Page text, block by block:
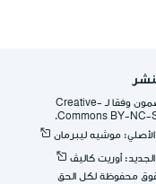
قُدِّم المضمون وفقا لـ -Creative
Commons BY-NC-
موشيه ليبرمان
أوريت كاليڤ
محفوظة لكل الحق